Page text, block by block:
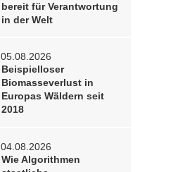
bereit für Verantwortung
in der Welt
05.08.2026
Beispielloser
Biomasseverlust in
Europas Wäldern seit
2018
04.08.2026
Wie Algorithmen